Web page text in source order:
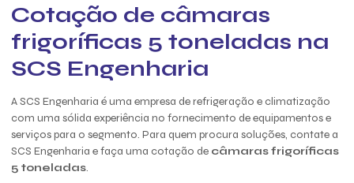
Cotação de câmaras
frigoríficas 5 toneladas na
SCS Engenharia
A SCS Engenharia é uma empresa de refrigeração e climatização
com uma sólida experiência no fornecimento de equipamentos e
serviços para o segmento. Para quem procura soluções, contate a
SCS Engenharia e faça uma cotação de câmaras frigoríficas
5 toneladas.